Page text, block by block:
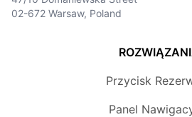
02-672 Warsaw, Poland
Przycisk
Panel